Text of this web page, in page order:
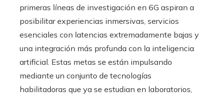
primeras líneas de investigación en 6G aspiran a
posibilitar experiencias inmersivas, servicios
esenciales con latencias extremadamente bajas y
una integración más profunda con la inteligencia
artificial. Estas metas se están impulsando
mediante un conjunto de tecnologías
habilitadoras que ya se estudian en laboratorios,